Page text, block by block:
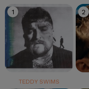
1
TEDDY SWIMS
2